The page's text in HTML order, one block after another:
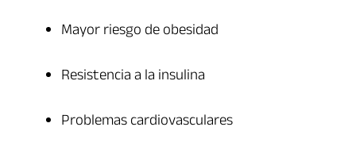
Mayor riesgo de obesidad
Resistencia a la insulina
Problemas cardiovasculares